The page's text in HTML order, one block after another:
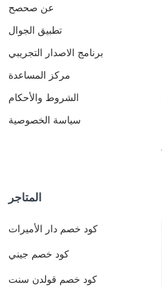
عن صحصح
تطبيق الجوال
برنامج الاصدار التجريبي
مركز المساعدة
الشروط والأحكام
سياسة الخصوصية
المتاجر
كود خصم دار الأميرات
كود خصم جيني
كود خصم قولدن سنت